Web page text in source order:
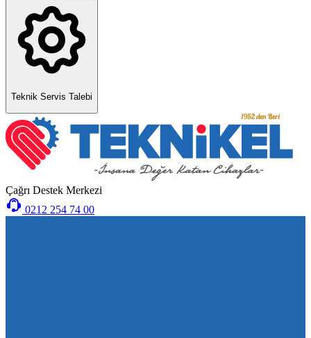
Teknik Servis Talebi
Çağrı Destek Merkezi
0212 254 74 00